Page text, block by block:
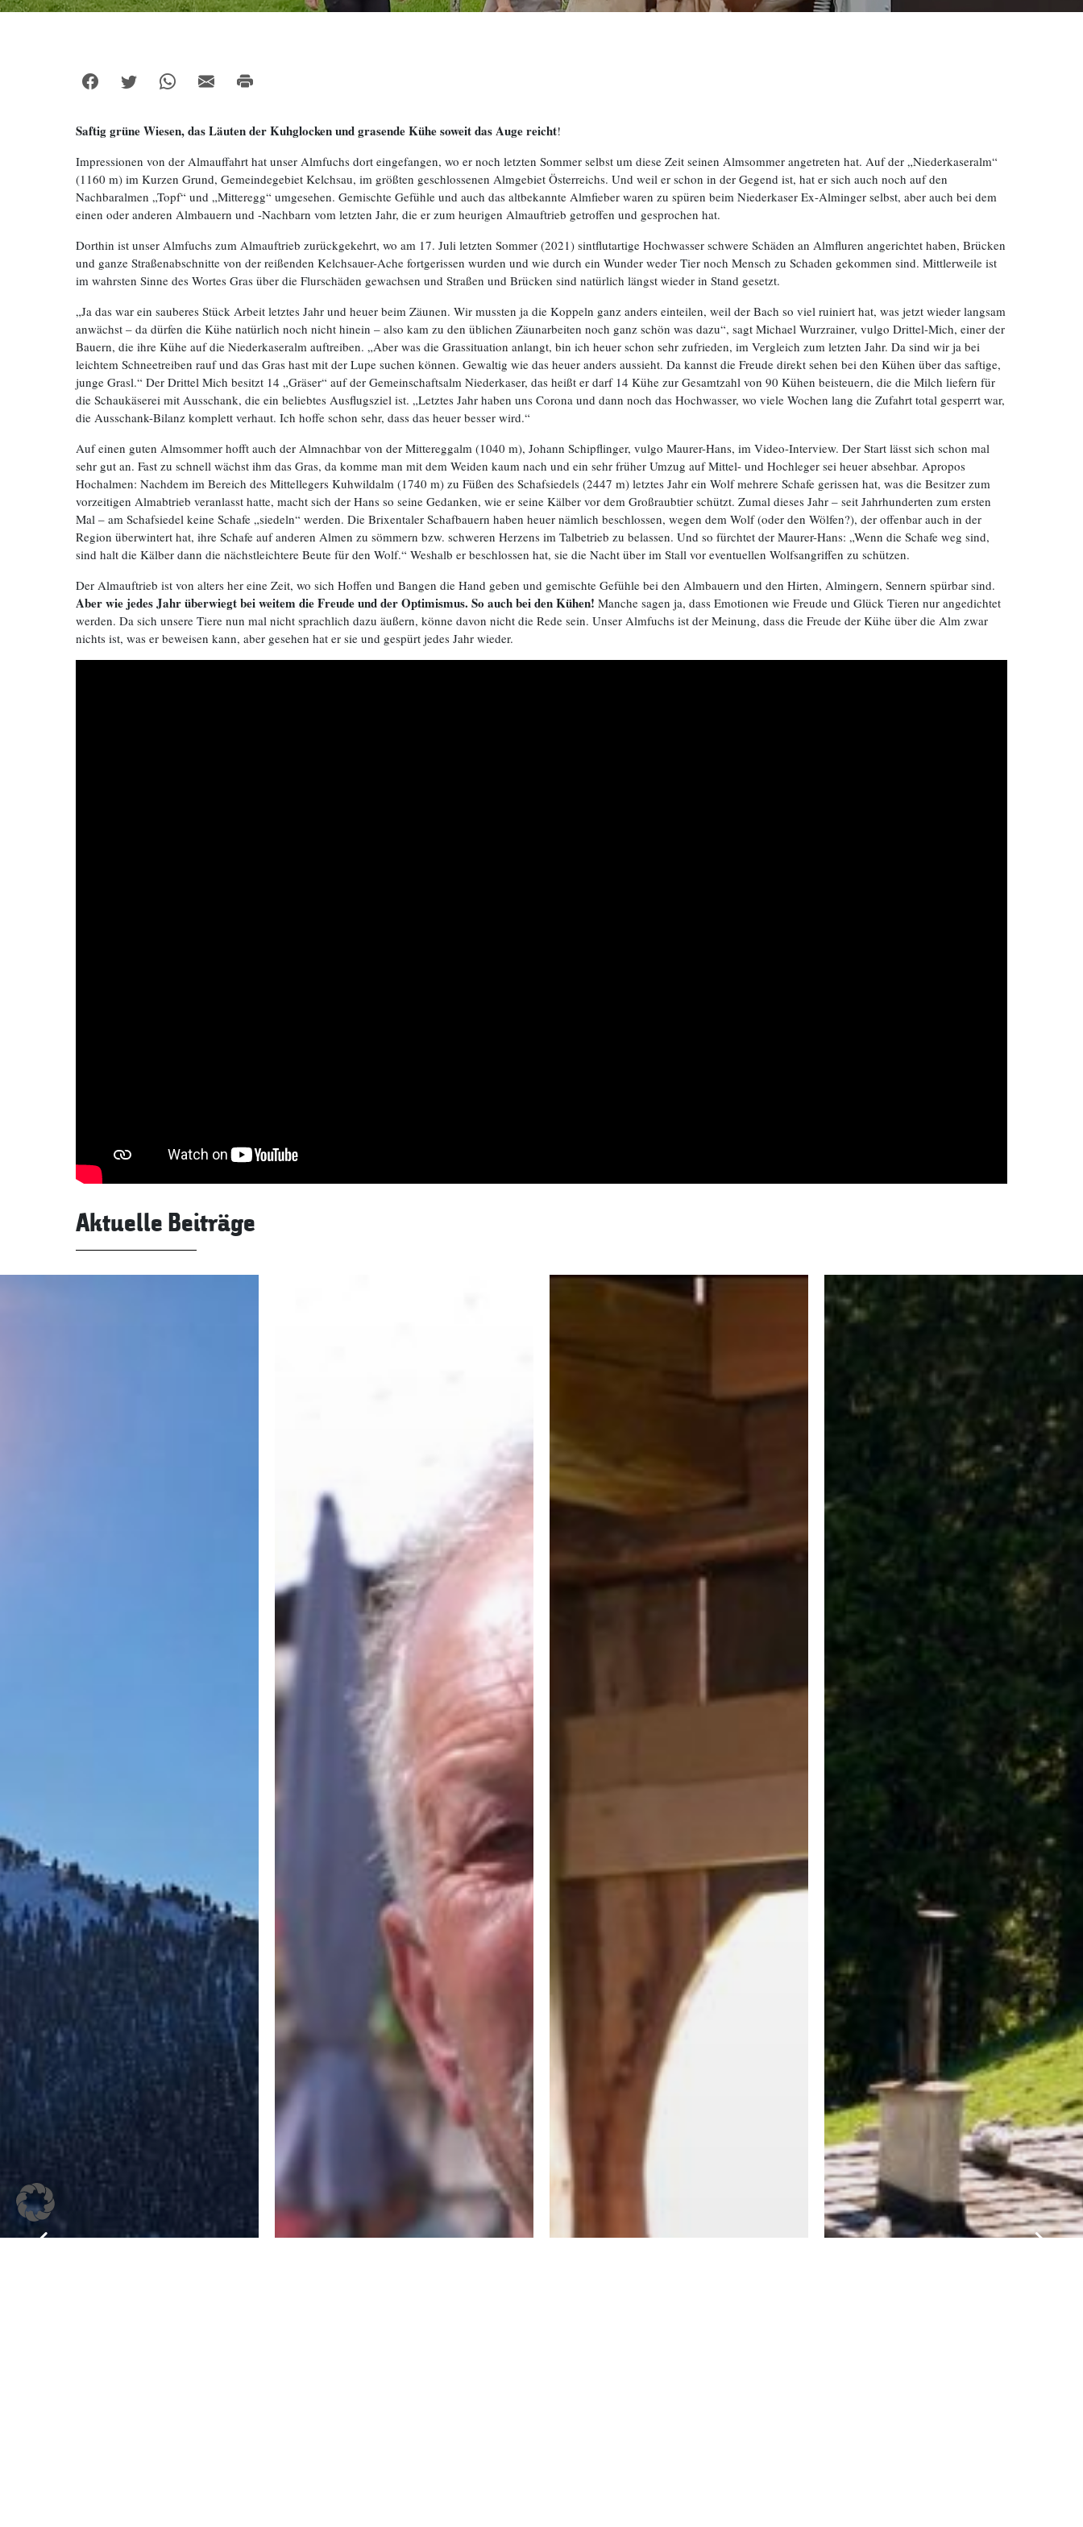
Saftig grüne Wiesen, das Läuten der Kuhglocken und grasende Kühe soweit das Auge reicht!
Impressionen von der Almauffahrt hat unser Almfuchs dort eingefangen, wo er noch letzten Sommer selbst um diese Zeit seinen Almsommer angetreten hat. Auf der „Niederkaseralm“
(1160 m) im Kurzen Grund, Gemeindegebiet Kelchsau, im größten geschlossenen Almgebiet Österreichs. Und weil er schon in der Gegend ist, hat er sich auch noch auf den
Nachbaralmen „Topf“ und „Mitteregg“ umgesehen. Gemischte Gefühle und auch das altbekannte Almfieber waren zu spüren beim Niederkaser Ex-Alminger selbst, aber auch bei dem
einen oder anderen Almbauern und -Nachbarn vom letzten Jahr, die er zum heurigen Almauftrieb getroffen und gesprochen hat.
Dorthin ist unser Almfuchs zum Almauftrieb zurückgekehrt, wo am 17. Juli letzten Sommer (2021) sintflutartige Hochwasser schwere Schäden an Almfluren angerichtet haben, Brücken
und ganze Straßenabschnitte von der reißenden Kelchsauer-Ache fortgerissen wurden und wie durch ein Wunder weder Tier noch Mensch zu Schaden gekommen sind. Mittlerweile ist
im wahrsten Sinne des Wortes Gras über die Flurschäden gewachsen und Straßen und Brücken sind natürlich längst wieder in Stand gesetzt.
„Ja das war ein sauberes Stück Arbeit letztes Jahr und heuer beim Zäunen. Wir mussten ja die Koppeln ganz anders einteilen, weil der Bach so viel ruiniert hat, was jetzt wieder langsam
anwächst – da dürfen die Kühe natürlich noch nicht hinein – also kam zu den üblichen Zäunarbeiten noch ganz schön was dazu“, sagt Michael Wurzrainer, vulgo Drittel-Mich, einer der
Bauern, die ihre Kühe auf die Niederkaseralm auftreiben. „Aber was die Grassituation anlangt, bin ich heuer schon sehr zufrieden, im Vergleich zum letzten Jahr. Da sind wir ja bei
leichtem Schneetreiben rauf und das Gras hast mit der Lupe suchen können. Gewaltig wie das heuer anders aussieht. Da kannst die Freude direkt sehen bei den Kühen über das saftige,
junge Grasl.“ Der Drittel Mich besitzt 14 „Gräser“ auf der Gemeinschaftsalm Niederkaser, das heißt er darf 14 Kühe zur Gesamtzahl von 90 Kühen beisteuern, die die Milch liefern für
die Schaukäserei mit Ausschank, die ein beliebtes Ausflugsziel ist. „Letztes Jahr haben uns Corona und dann noch das Hochwasser, wo viele Wochen lang die Zufahrt total gesperrt war,
die Ausschank-Bilanz komplett verhaut. Ich hoffe schon sehr, dass das heuer besser wird.“
Auf einen guten Almsommer hofft auch der Almnachbar von der Mittereggalm (1040 m), Johann Schipflinger, vulgo Maurer-Hans, im Video-Interview. Der Start lässt sich schon mal
sehr gut an. Fast zu schnell wächst ihm das Gras, da komme man mit dem Weiden kaum nach und ein sehr früher Umzug auf Mittel- und Hochleger sei heuer absehbar. Apropos
Hochalmen: Nachdem im Bereich des Mittellegers Kuhwildalm (1740 m) zu Füßen des Schafsiedels (2447 m) letztes Jahr ein Wolf mehrere Schafe gerissen hat, was die Besitzer zum
vorzeitigen Almabtrieb veranlasst hatte, macht sich der Hans so seine Gedanken, wie er seine Kälber vor dem Großraubtier schützt. Zumal dieses Jahr – seit Jahrhunderten zum ersten
Mal – am Schafsiedel keine Schafe „siedeln“ werden. Die Brixentaler Schafbauern haben heuer nämlich beschlossen, wegen dem Wolf (oder den Wölfen?), der offenbar auch in der
Region überwintert hat, ihre Schafe auf anderen Almen zu sömmern bzw. schweren Herzens im Talbetrieb zu belassen. Und so fürchtet der Maurer-Hans: „Wenn die Schafe weg sind,
sind halt die Kälber dann die nächstleichtere Beute für den Wolf.“ Weshalb er beschlossen hat, sie die Nacht über im Stall vor eventuellen Wolfsangriffen zu schützen.
Der Almauftrieb ist von alters her eine Zeit, wo sich Hoffen und Bangen die Hand geben und gemischte Gefühle bei den Almbauern und den Hirten, Almingern, Sennern spürbar sind.
Aber wie jedes Jahr überwiegt bei weitem die Freude und der Optimismus. So auch bei den Kühen! Manche sagen ja, dass Emotionen wie Freude und Glück Tieren nur angedichtet
werden. Da sich unsere Tiere nun mal nicht sprachlich dazu äußern, könne davon nicht die Rede sein. Unser Almfuchs ist der Meinung, dass die Freude der Kühe über die Alm zwar
nichts ist, was er beweisen kann, aber gesehen hat er sie und gespürt jedes Jahr wieder.
Aktuelle Beiträge